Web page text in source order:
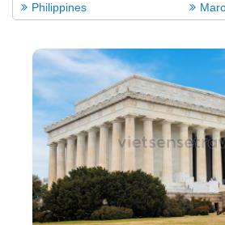
Philippines